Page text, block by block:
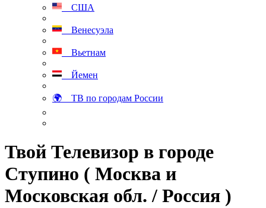
США
Венесуэла
Вьетнам
Йемен
🌍 ТВ по городам России
Твой Телевизор в городе
Ступино ( Москва и
Московская обл. / Россия )